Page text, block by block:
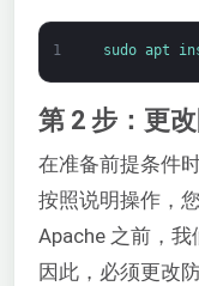
1 sudo apt
第 2 步：更
在准备前提条件
按照说明操作，
Apache 之前，
因此，必须更改